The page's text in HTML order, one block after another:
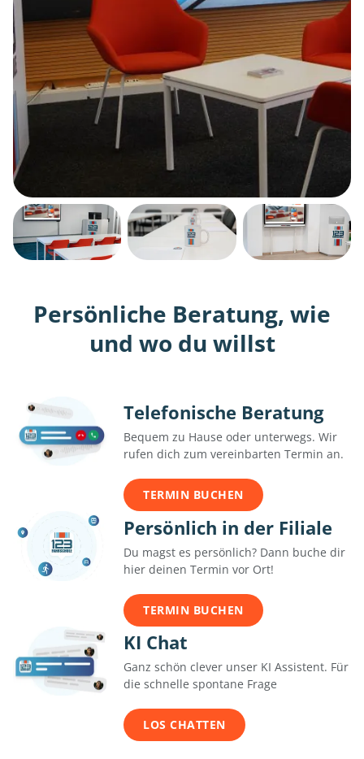
Persönliche Beratung, wie
und wo du willst
Telefonische Beratung
Bequem zu Hause oder unterwegs. Wir
rufen dich zum vereinbarten Termin an.
TERMIN BUCHEN
Persönlich in der Filiale
Du magst es persönlich? Dann buche dir
hier deinen Termin vor Ort!
TERMIN BUCHEN
KI Chat
Ganz schön clever unser KI Assistent. Für
die schnelle spontane Frage
LOS CHATTEN